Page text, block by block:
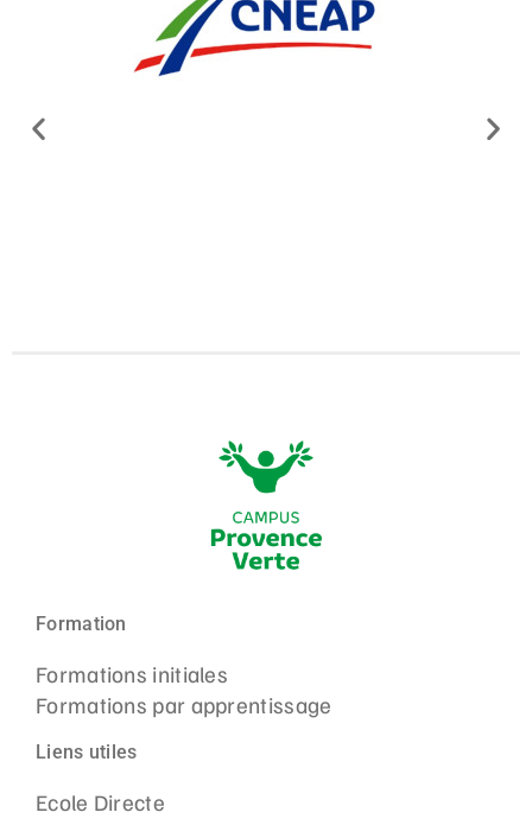
Formation
Formations initiales
Formations par apprentissage
Liens utiles
Ecole Directe